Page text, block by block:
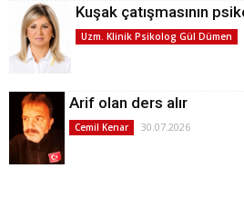
Kuşak çatışmasının
Uzm. Klinik Psikolog Gül Dümen
Arif olan ders alır
Cemil Kenar 30.07.2026